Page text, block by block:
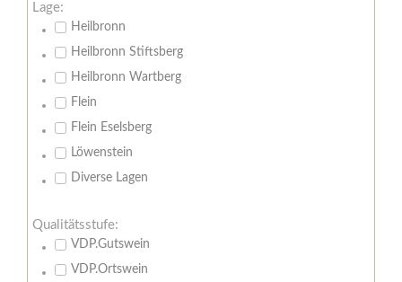
Lage:
Heilbronn
Heilbronn Stiftsberg
Heilbronn Wartberg
Flein
Flein Eselsberg
Löwenstein
Diverse Lagen
Qualitätsstufe:
VDP.Gutswein
VDP.Ortswein